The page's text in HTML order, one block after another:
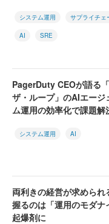
システム運用 サプライチェ
AI SRE
PagerDuty CEOが語る
ザ・ループ」のAIエー
ム運用の効率化で課題解
システム運用 AI
両利きの経営が求めら
握るのは「運用のモダ
起爆剤に